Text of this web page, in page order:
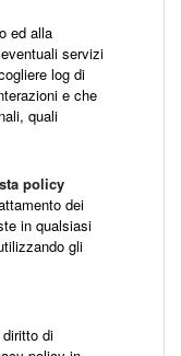
ed alla
servizi
log di
e che
quali
policy
dei
in qualsiasi
gli
di